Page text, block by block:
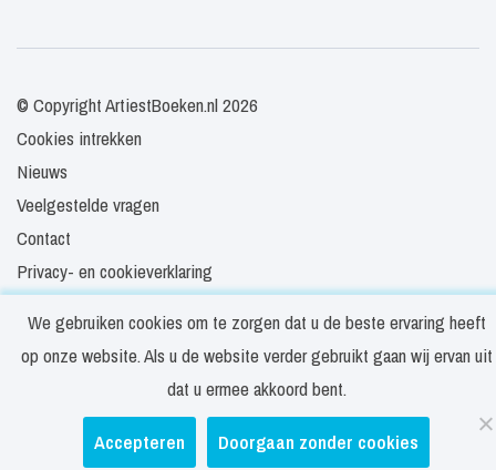
© Copyright ArtiestBoeken.nl 2026
Cookies intrekken
Nieuws
Veelgestelde vragen
Contact
Privacy- en cookieverklaring
Algemene voorwaarden
We gebruiken cookies om te zorgen dat u de beste ervaring heeft
op onze website. Als u de website verder gebruikt gaan wij ervan uit
dat u ermee akkoord bent.
Accepteren Doorgaan zonder cookies